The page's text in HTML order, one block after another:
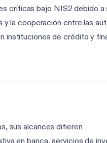
críticas bajo NIS2 debido a
la cooperación entre las
instituciones de crédito y
sus alcances difieren
en banca, servicios de